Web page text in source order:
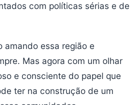
com políticas sérias e de
amando essa região e
Mas agora com um olhar
e consciente do papel que
ter na construção de um